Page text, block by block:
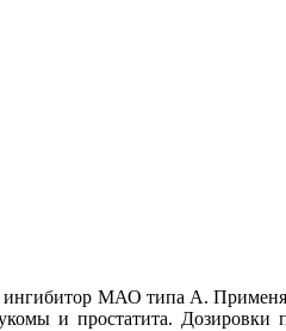
МАО типа А.
и простатита. Дозировки